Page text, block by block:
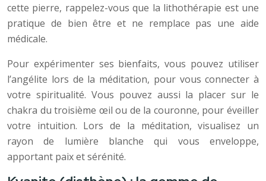
cette pierre, rappelez-vous que la lithothérapie est une
pratique de bien être et ne remplace pas une aide
médicale.
Pour expérimenter ses bienfaits, vous pouvez utiliser
l’angélite lors de la méditation, pour vous connecter à
votre spiritualité. Vous pouvez aussi la placer sur le
chakra du troisième œil ou de la couronne, pour éveiller
votre intuition. Lors de la méditation, visualisez un
rayon de lumière blanche qui vous enveloppe,
apportant paix et sérénité.